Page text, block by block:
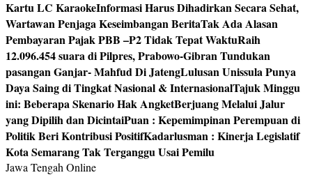
Kartu LC KaraokeInformasi Harus Dihadirkan Secara Sehat,
Wartawan Penjaga Keseimbangan BeritaTak Ada Alasan
Pembayaran Pajak PBB –P2 Tidak Tepat WaktuRaih
12.096.454 suara di Pilpres, Prabowo-Gibran Tundukan
pasangan Ganjar- Mahfud Di JatengLulusan Unissula Punya
Daya Saing di Tingkat Nasional & InternasionalTajuk Minggu
ini: Beberapa Skenario Hak AngketBerjuang Melalui Jalur
yang Dipilih dan DicintaiPuan : Kepemimpinan Perempuan di
Politik Beri Kontribusi PositifKadarlusman : Kinerja Legislatif
Kota Semarang Tak Terganggu Usai Pemilu
Jawa Tengah Online